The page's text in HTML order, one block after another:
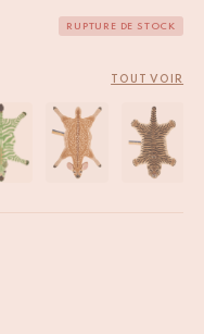
RUPTURE DE STOCK
TOUT VOIR